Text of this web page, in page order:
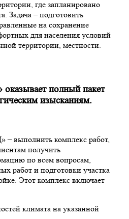
где запланировано
Задача – подготовить
на сохранение
для населения условий
территории, местности.
полный пакет
изысканиям.
– выполнить комплекс работ,
получить
по всем вопросам,
работ и подготовки участка
Этот комплекс включает
климата на указанной